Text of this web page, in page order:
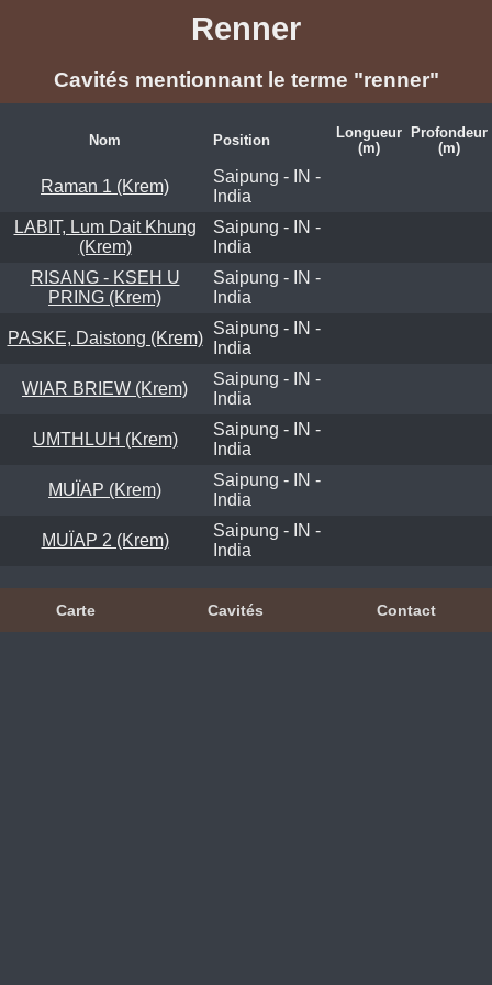
Renner
Cavités mentionnant le terme "renner"
Nom Position
Longueur
(m)
Profondeur
(m)
Raman 1 (Krem)
Saipung - IN -
India
LABIT, Lum Dait Khung
(Krem)
Saipung - IN -
India
RISANG - KSEH U
PRING (Krem)
Saipung - IN -
India
PASKE, Daistong (Krem)
Saipung - IN -
India
WIAR BRIEW (Krem)
Saipung - IN -
India
UMTHLUH (Krem)
Saipung - IN -
India
MUÏAP (Krem)
Saipung - IN -
India
MUÏAP 2 (Krem)
Saipung - IN -
India
Carte Cavités Contact